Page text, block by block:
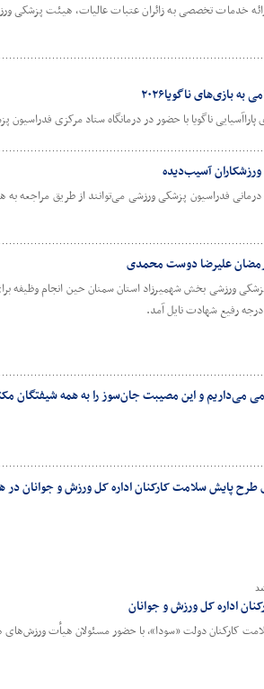
خدمات تخصصی به زائران عتبات عالیات، هیئت پزشکی
بازی‌های ناگویا۲۰۲۶
پاراآسیایی ناگویا با حضور در درمانگاه ستاد مرکزی
آسیب‌دیده
فدراسیون پزشکی ورزشی می‌توانند از طریق مراجعه به
رمضان علیرضا دوست محمدی
ورزشی بخش شهمیرزاد استان سمنان حین انجام وظیفه
می‌داریم و این مصیبت جان‌سوز را به همه
طرح پایش سلامت کارکنان اداره کل ورزش و جوانان
اداره کل ورزش و جوانان
کارکنان دولت «سودا»، با حضور مسئولان هیأت